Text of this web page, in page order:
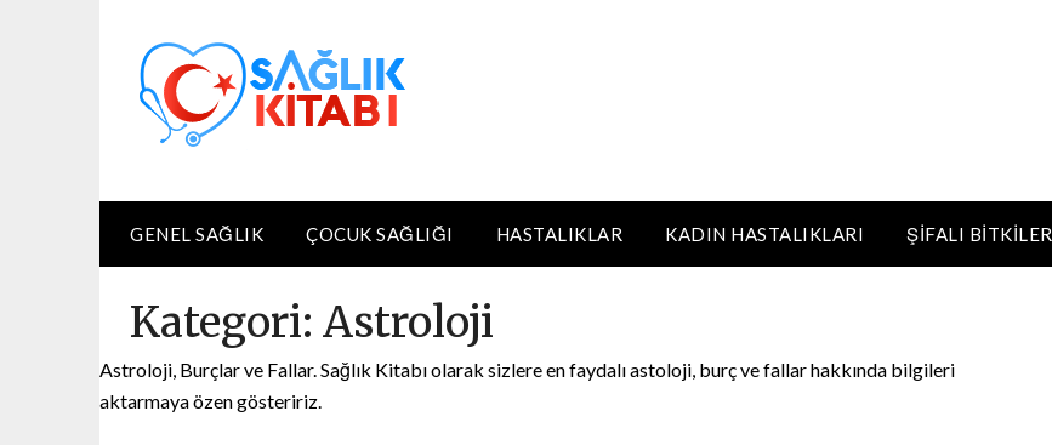
GENEL SAĞLIK ÇOCUK SAĞLIĞI HASTALIKLAR KADIN HASTALIKLARI ŞIFALI BITKILER
Kategori: Astroloji
Astroloji, Burçlar ve Fallar. Sağlık Kitabı olarak sizlere en faydalı astoloji, burç ve fallar hakkında bilgileri
aktarmaya özen gösteririz.